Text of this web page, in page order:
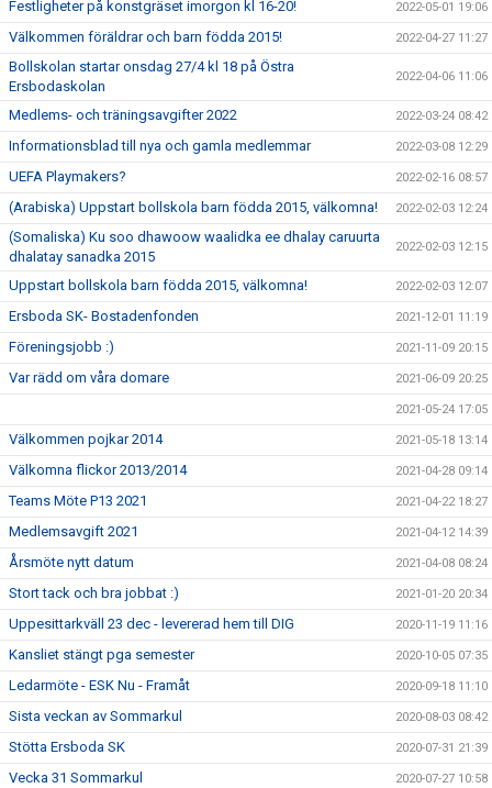
Festligheter på konstgräset imorgon kl 16-20! 2022-05-01 19:06
Välkommen föräldrar och barn födda 2015! 2022-04-27 11:27
Bollskolan startar onsdag 27/4 kl 18 på Östra
Ersbodaskolan
2022-04-06 11:06
Medlems- och träningsavgifter 2022 2022-03-24 08:42
Informationsblad till nya och gamla medlemmar 2022-03-08 12:29
UEFA Playmakers? 2022-02-16 08:57
(Arabiska) Uppstart bollskola barn födda 2015, välkomna! 2022-02-03 12:24
(Somaliska) Ku soo dhawoow waalidka ee dhalay caruurta
dhalatay sanadka 2015
2022-02-03 12:15
Uppstart bollskola barn födda 2015, välkomna! 2022-02-03 12:07
Ersboda SK- Bostadenfonden 2021-12-01 11:19
Föreningsjobb :) 2021-11-09 20:15
Var rädd om våra domare 2021-06-09 20:25
2021-05-24 17:05
Välkommen pojkar 2014 2021-05-18 13:14
Välkomna flickor 2013/2014 2021-04-28 09:14
Teams Möte P13 2021 2021-04-22 18:27
Medlemsavgift 2021 2021-04-12 14:39
Årsmöte nytt datum 2021-04-08 08:24
Stort tack och bra jobbat :) 2021-01-20 20:34
Uppesittarkväll 23 dec - levererad hem till DIG 2020-11-19 11:16
Kansliet stängt pga semester 2020-10-05 07:35
Ledarmöte - ESK Nu - Framåt 2020-09-18 11:10
Sista veckan av Sommarkul 2020-08-03 08:42
Stötta Ersboda SK 2020-07-31 21:39
Vecka 31 Sommarkul 2020-07-27 10:58